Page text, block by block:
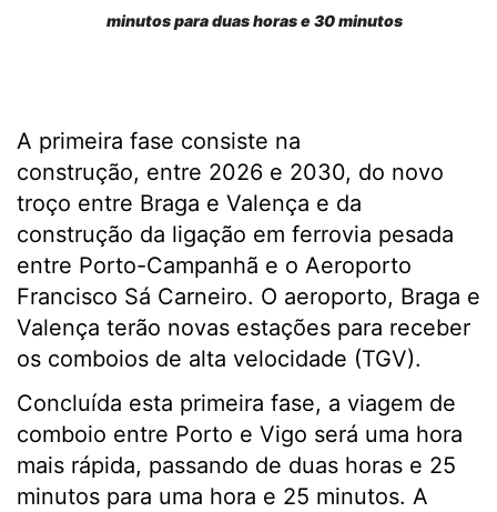
minutos para duas horas e 30 minutos
A primeira fase consiste na
construção, entre 2026 e 2030, do novo
troço entre Braga e Valença e da
construção da ligação em ferrovia pesada
entre Porto-Campanhã e o Aeroporto
Francisco Sá Carneiro. O aeroporto, Braga e
Valença terão novas estações para receber
os comboios de alta velocidade (TGV).
Concluída esta primeira fase, a viagem de
comboio entre Porto e Vigo será uma hora
mais rápida, passando de duas horas e 25
minutos para uma hora e 25 minutos. A